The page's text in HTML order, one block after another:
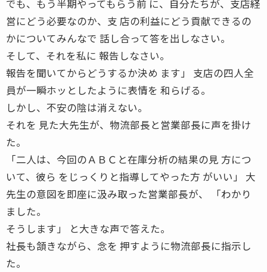
でも、もう半期やってもらう前 に、自分たちが、支店経
営にどう必要なのか、支 店の利益にどう貢献できるの
かについてみんなで 話し合って答を出しなさい。
そして、それを私に 報告しなさい。
報告を聞いてからどうするか決め ます」 支店の四人全
員が一瞬ホッとしたように表情を 和らげる。
しかし、不安の陰は消えない。
それを 見た大先生が、物流部長と営業部長に声を掛け
た。
「二人は、今回のＡＢＣと在庫分析の結果の見 方につ
いて、彼ら をじっくりと指導してやった方 がいい」 大
先生の意図を即座に汲み取った営業部長が、 「わかり
ました。
そうします」 と大きな声で答えた。
社長も頷きながら、念を 押すように物流部長に指示し
た。